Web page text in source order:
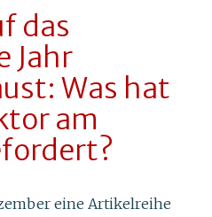
das
Jahr
Was hat
am
eine Artikelreihe